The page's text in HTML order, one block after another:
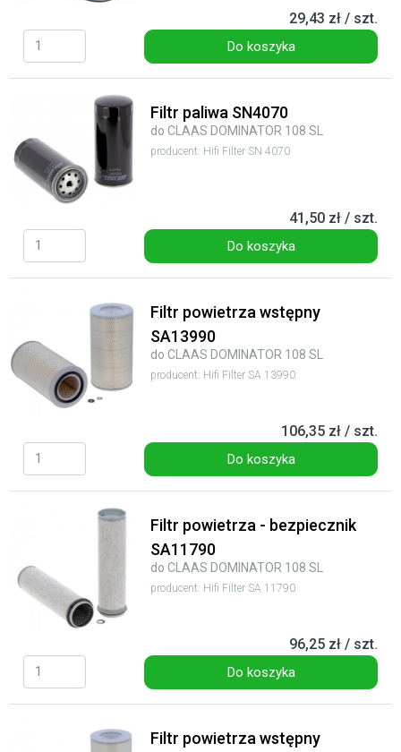
29,43 zł / szt.
Do koszyka
Filtr paliwa SN4070
do CLAAS DOMINATOR 108 SL
producent: Hifi Filter SN 4070
41,50 zł / szt.
Do koszyka
Filtr powietrza wstępny
SA13990
do CLAAS DOMINATOR 108 SL
producent: Hifi Filter SA 13990
106,35 zł / szt.
Do koszyka
Filtr powietrza - bezpiecznik
SA11790
do CLAAS DOMINATOR 108 SL
producent: Hifi Filter SA 11790
96,25 zł / szt.
Do koszyka
Filtr powietrza wstępny